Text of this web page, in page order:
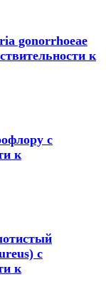
gonorrhoeae
к
с
к
с
к